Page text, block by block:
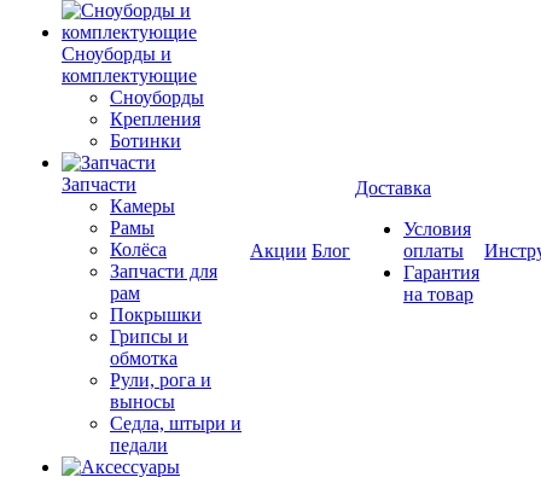
Cноуборды и
комплектующие
Сноуборды
Крепления
Ботинки
Запчасти
Камеры
Рамы
Колёса
Запчасти для
рам
Покрышки
Грипсы и
обмотка
Рули, рога и
выносы
Седла, штыри и
педали
Акции Блог
Доставка
Условия
оплаты
Гарантия
на товар